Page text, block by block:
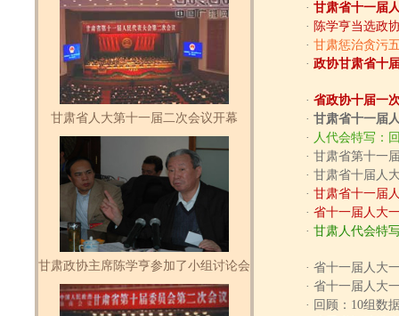
甘肃省人大第十一届二次会议开幕
甘肃政协主席陈学亨参加了小组讨论会
· 甘肃省十一届
· 陈学亨当选政
· 甘肃惩治贪污
· 政协甘肃省十
· 省政协十届一
· 甘肃省十一届
· 人代会特写：
· 甘肃省第十一
· 甘肃省十届人
· 甘肃省十一届
· 省十一届人大
· 甘肃人代会特
· 省十一届人大
· 省十一届人大
· 回顾：10组数